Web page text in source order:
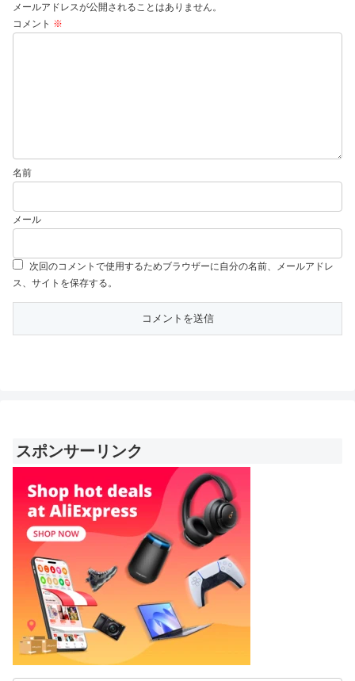
メールアドレスが公開されることはありません。
コメント ※
名前
メール
次回のコメントで使用するためブラウザーに自分の名前、メールアドレ
ス、サイトを保存する。
スポンサーリンク